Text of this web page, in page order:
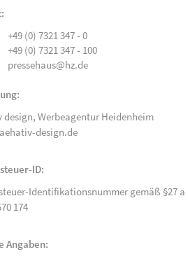
+49 (0) 7321 347 - 0
+49 (0) 7321 347 - 100
pressehaus@hz.de
design, Werbeagentur Heidenheim
design.de
ID:
Identifikationsnummer gemäß §27 a
174
Angaben: